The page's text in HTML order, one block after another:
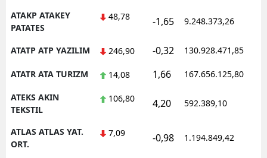
ATAKP ATAKEY
PATATES
48,78 -1,65 9.248.373,26
ATATP ATP YAZILIM 246,90 -0,32 130.928.471,85
ATATR ATA TURIZM 14,08 1,66 167.656.125,80
ATEKS AKIN
TEKSTIL
106,80 4,20 592.389,10
ATLAS ATLAS YAT.
ORT.
7,09 -0,98 1.194.849,42